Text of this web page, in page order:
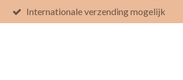
Internationale verzending mogelijk